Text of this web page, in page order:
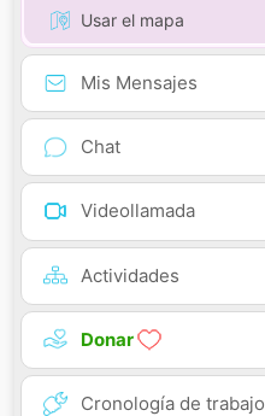
Usar el mapa
Mis Mensajes
Chat
Videollamada
Actividades
Donar
Cronología de trabajo